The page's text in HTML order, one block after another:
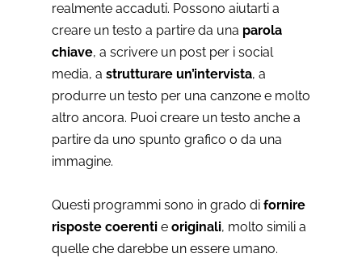
realmente accaduti. Possono aiutarti a
creare un testo a partire da una parola
chiave, a scrivere un post per i social
media, a strutturare un’intervista, a
produrre un testo per una canzone e molto
altro ancora. Puoi creare un testo anche a
partire da uno spunto grafico o da una
immagine.
Questi programmi sono in grado di fornire
risposte coerenti e originali, molto simili a
quelle che darebbe un essere umano.